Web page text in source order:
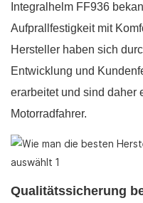
Integralhelm FF936
Aufprallfestigkeit mit
Hersteller haben sich
Entwicklung und
erarbeitet und sind daher
Motorradfahrer.
Qualitätssicherung